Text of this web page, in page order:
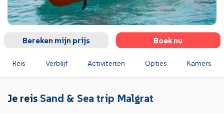
Reis Verblijf Activiteiten Opties Kamers
Bereken mijn prijs Boek nu
Je reisSand & Sea trip Malgrat